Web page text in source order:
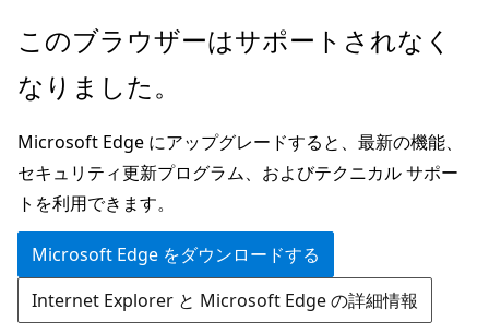
メ
ン
ン
テ
ン
ツ
に
ス
このブラウザーはサポートされなく
なりました。
Microsoft Edge にアップグレードすると、最新の機能、
セキュリティ更新プログラム、およびテクニカル サポー
トを利用できます。
Microsoft Edge をダウンロードする
Internet Explorer と Microsoft Edge の詳細情報